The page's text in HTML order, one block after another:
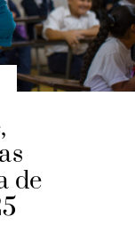
de